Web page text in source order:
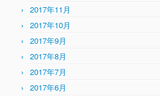
2017年11月
2017年10月
2017年9月
2017年8月
2017年7月
2017年6月